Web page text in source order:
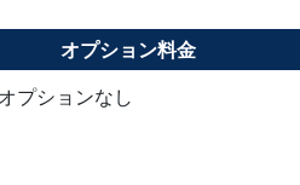
オプション料金
プションなし